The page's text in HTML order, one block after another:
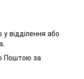
відділення або
Поштою за